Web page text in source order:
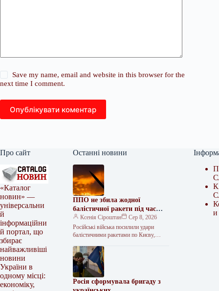
Save my name, email and website in this browser for the
next time I comment.
Опублікувати коментар
Про сайт
«Каталог
новин» —
універсальни
й
інформаційни
й портал, що
збирає
найважливіші
новини
України в
одному місці:
економіку,
Останні новини
ППО не збила жодної
балістичної ракети під час
нічної атаки
Ксенія Сіроштан
Сер 8, 2026
Російські війська посилили удари
балістичними ракетами по Києву,
шість зенітно-керованих ракет С-400
та…
Росія сформувала бригаду з
и